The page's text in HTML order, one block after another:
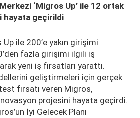
Merkezi ‘Migros Up’ ile 12 ortak
hayata geçirildi
Up ile 200’e yakın girişimi
fazla girişimi ilgili iş
yeni iş fırsatları yarattı.
geliştirmeleri için gerçek
fırsatı veren Migros,
projesini hayata geçirdi.
İyi Gelecek Planı